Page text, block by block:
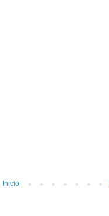
Inicio